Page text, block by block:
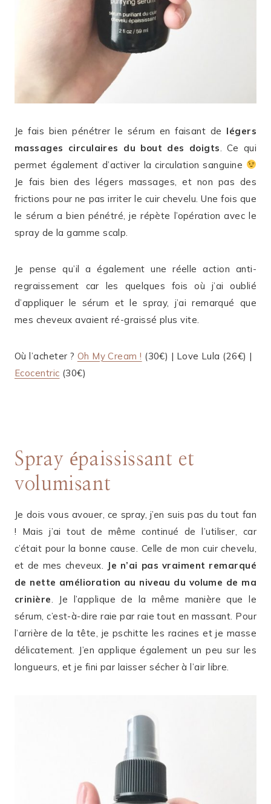
Je fais bien pénétrer le sérum en faisant de légers
massages circulaires du bout des doigts. Ce qui
permet également d’activer la circulation sanguine
Je fais bien des légers massages, et non pas des
frictions pour ne pas irriter le cuir chevelu. Une fois que
le sérum a bien pénétré, je répète l’opération avec le
spray de la gamme scalp.
Je pense qu’il a également une réelle action anti-
regraissement car les quelques fois où j’ai oublié
d’appliquer le sérum et le spray, j’ai remarqué que
mes cheveux avaient ré-graissé plus vite.
Où l’acheter ? Oh My Cream ! (30€) | Love Lula (26€) |
Ecocentric (30€)
Spray épaississant et
volumisant
Je dois vous avouer, ce spray, j’en suis pas du tout fan
! Mais j’ai tout de même continué de l’utiliser, car
c’était pour la bonne cause. Celle de mon cuir chevelu,
et de mes cheveux. Je n’ai pas vraiment remarqué
de nette amélioration au niveau du volume de ma
crinière. Je l’applique de la même manière que le
sérum, c’est-à-dire raie par raie tout en massant. Pour
l’arrière de la tête, je pschitte les racines et je masse
délicatement. J’en applique également un peu sur les
longueurs, et je fini par laisser sécher à l’air libre.